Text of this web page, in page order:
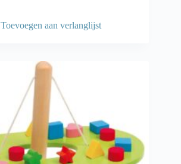
Toevoegen aan verlanglijst